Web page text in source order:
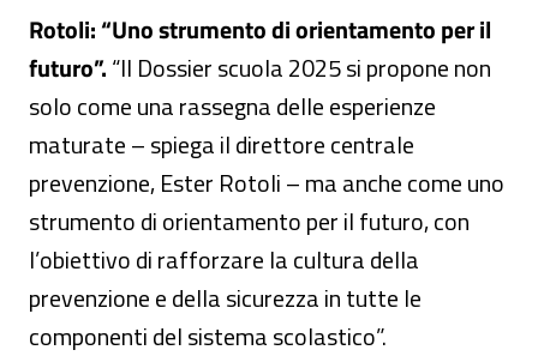
Rotoli: “Uno strumento di orientamento per il
futuro”.“Il Dossier scuola 2025 si propone non
solo come una rassegna delle esperienze
maturate – spiega il direttore centrale
prevenzione, Ester Rotoli – ma anche come uno
strumento di orientamento per il futuro, con
l’obiettivo di rafforzare la cultura della
prevenzione e della sicurezza in tutte le
componenti del sistema scolastico”.